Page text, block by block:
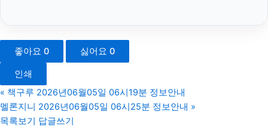
sns마케팅
좋아요 0 싫어요 0
인쇄
« 책구루 2026년06월05일 06시19분 정보안내
멜론지니 2026년06월05일 06시25분 정보안내 »
목록보기 답글쓰기